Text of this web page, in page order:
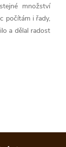
množství
počítám i řady,
a dělal radost